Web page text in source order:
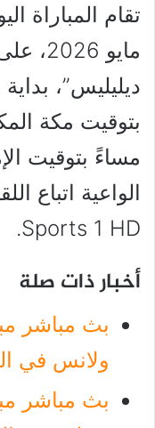
مايو
مساءً بتوقيت
Sports 1 HD.
أخبار ذات صلة
بث مباشر
ولانس في
بث مباشر